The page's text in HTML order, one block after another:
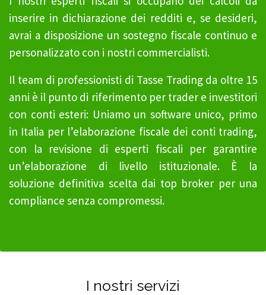
inserire in dichiarazione dei redditi e, se desideri,
avrai a disposizione un sostegno fiscale continuo e
personalizzato con i nostri commercialisti.
Il team di professionisti di Tasse Trading da oltre 15
anni è il punto di riferimento per trader e investitori
con conti esteri: Uniamo un software unico, primo
in Italia per l’elaborazione fiscale dei conti trading,
con la revisione di esperti fiscali per garantire
un’elaborazione di livello istituzionale. È la
soluzione definitiva scelta dai top broker per una
compliance senza compromessi.
I nostri servizi